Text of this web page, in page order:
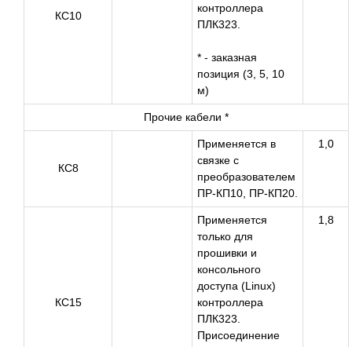
КС10
контроллера
ПЛК323.
* - заказная
позиция (3, 5, 10
м)
Прочие кабели *
КС8
Применяется в
связке с
преобразователем
ПР-КП10, ПР-КП20.
1,0
КС15
Применяется
только для
прошивки и
консольного
доступа (Linux)
контроллера
ПЛК323.
Присоединение
1,8